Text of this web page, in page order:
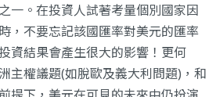
一。在投資人試著考量個別國家因
，不要忘記該國匯率對美元的匯率
資結果會產生很大的影響！更何
主權議題(如脫歐及義大利問題)，和